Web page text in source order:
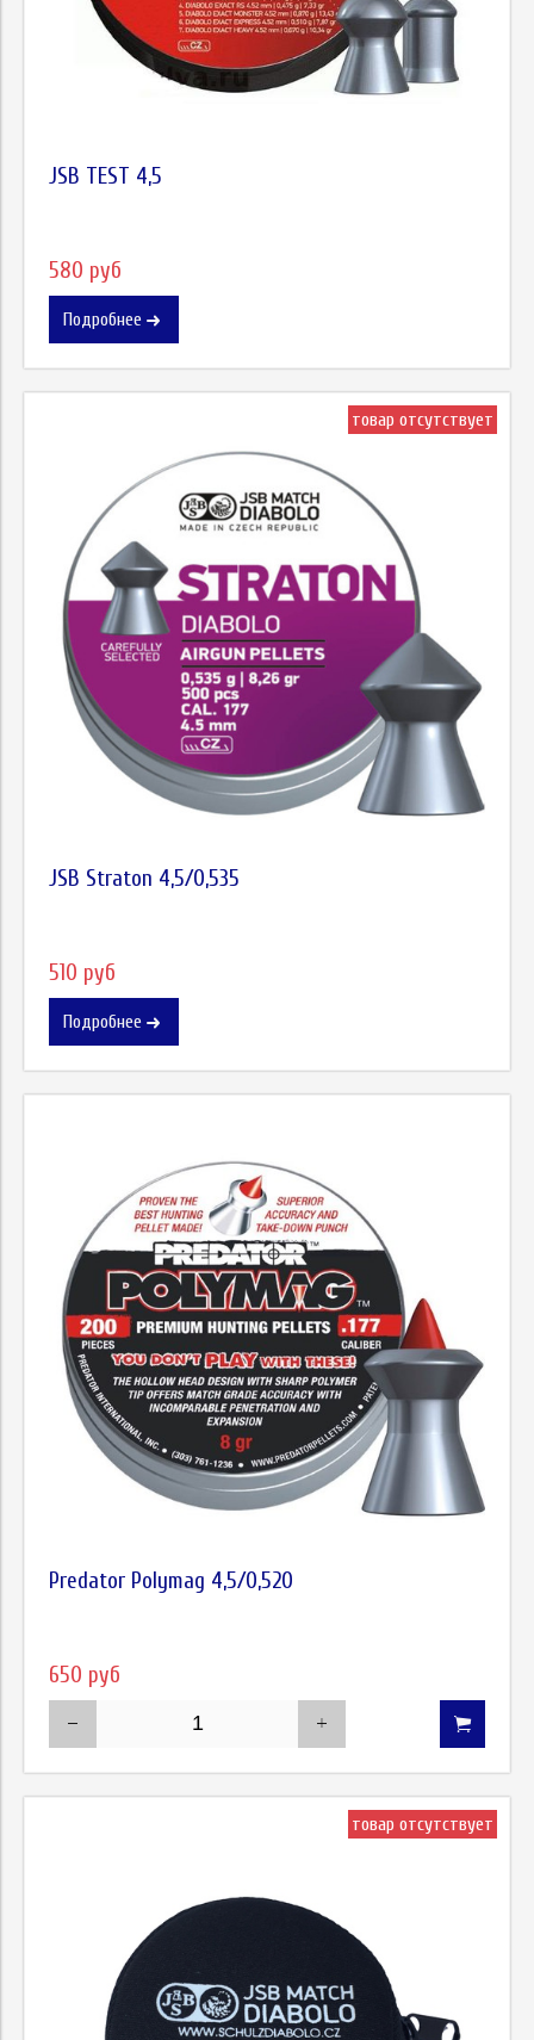
JSB TEST 4,5
580 руб
Подробнее
товар отсутствует
JSB Straton 4,5/0,535
510 руб
Подробнее
Predator Polymag 4,5/0,520
650 руб
товар отсутствует